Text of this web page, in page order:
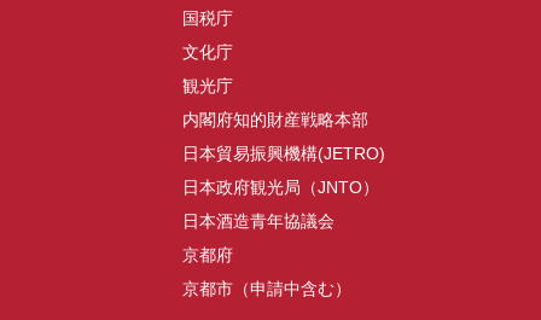
国税庁
文化庁
観光庁
内閣府知的財産戦略本部
日本貿易振興機構(JETRO)
日本政府観光局（JNTO）
日本酒造青年協議会
京都府
京都市（申請中含む）